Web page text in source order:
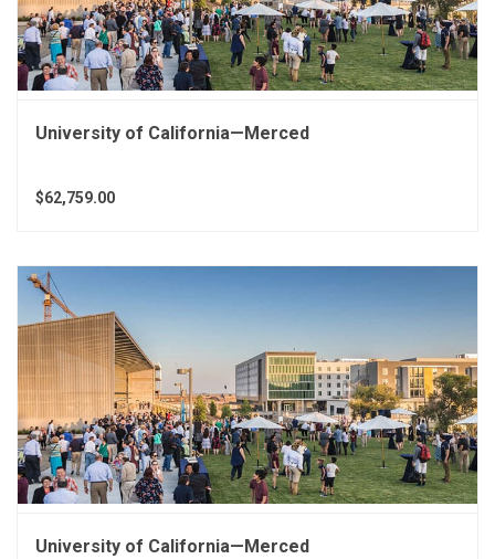
University of California—Merced
$62,759.00
University of California—Merced